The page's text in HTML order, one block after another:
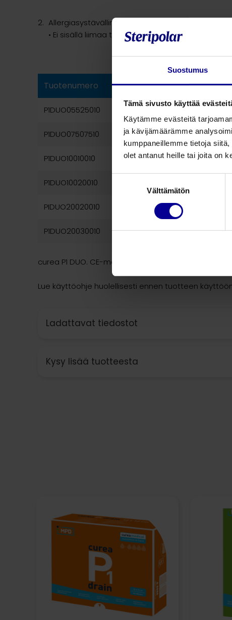
Suostumus
Tämä sivusto käyttää
Käytämme evästeitä
ja kävijämäärämme
kumppaneillemme tietoja
olet antanut heille tai joita on
Välttämätön
Allergiasystävällinen
• Ei sisällä liimaa tai sidosaineita
Tuotenumero Tuotekuvaus
P1DUO05525010 curea P1 Duo
P1DUO07507510 curea P1 Duo
P1DUO10010010 curea P1 Duo
P1DUO10020010
PIDUO20020010 curea P1 Duo
P1DUO20030010 curea P1 Duo
curea P1 DUO. CE-merkitty lääkinnällinen laite,
Lue käyttöohje huolellisesti ennen tuotteen
Ladattavat tiedostot
Kysy lisää tuotteesta